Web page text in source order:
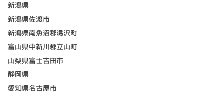
新潟県
新潟県佐渡市
新潟県南魚沼郡湯沢町
富山県中新川郡立山町
山梨県富士吉田市
静岡県
愛知県名古屋市